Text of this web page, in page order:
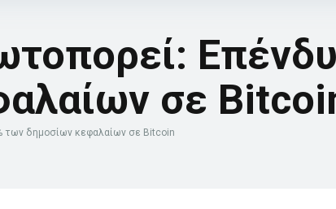
σε
των δημοσίων κεφαλαίων σε Bitcoin